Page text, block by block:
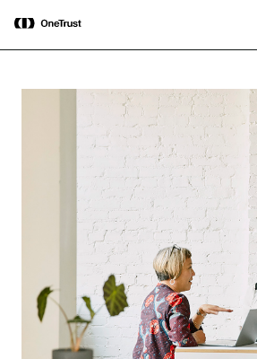
OneTrust als „Visionär“ im Gartner®
Magic Quadrant™ 2026 für
Plattformen zur KI-Governance